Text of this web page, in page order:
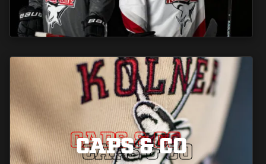
CAPS & CO
CAPS & CO
CAPS & CO